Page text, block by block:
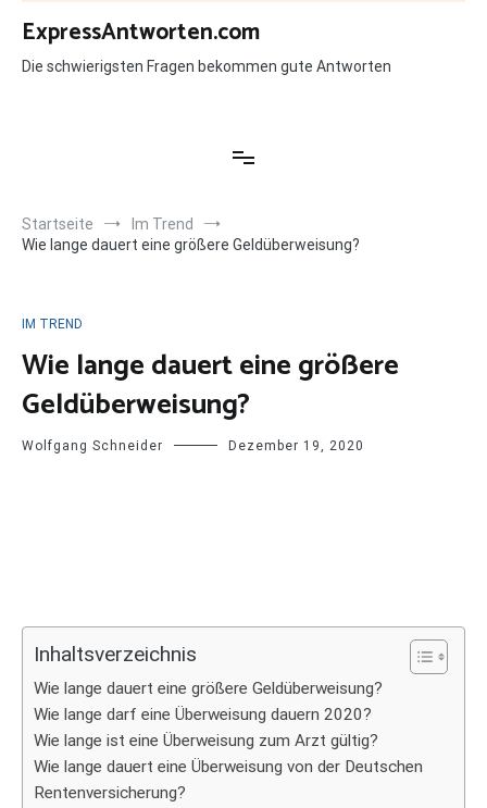
Zum
Inhalt
springen
ExpressAntworten.com
Die schwierigsten Fragen bekommen gute Antworten
Startseite
Im Trend
Wie lange dauert eine größere Geldüberweisung?
IM TREND
Wie lange dauert eine größere
Geldüberweisung?
Wolfgang Schneider Dezember 19, 2020
Inhaltsverzeichnis
Wie lange dauert eine größere Geldüberweisung?
Wie lange darf eine Überweisung dauern 2020?
Wie lange ist eine Überweisung zum Arzt gültig?
Wie lange dauert eine Überweisung von der Deutschen
Rentenversicherung?